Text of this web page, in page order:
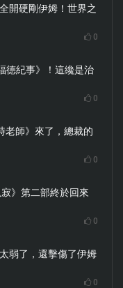
開硬剛伊姆！世界之
0
德紀事》！這纔是治
0
老師》來了，總裁的
0
》第二部終於回來
0
弱了，還擊傷了伊姆
0